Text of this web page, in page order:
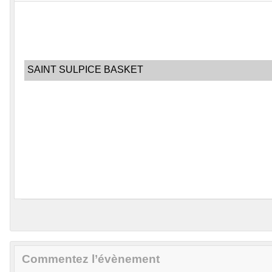
SAINT SULPICE BASKET
Commentez l’évènement